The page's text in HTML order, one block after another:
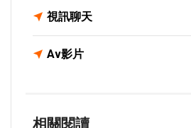
視訊聊天
Av影片
相關閱讀